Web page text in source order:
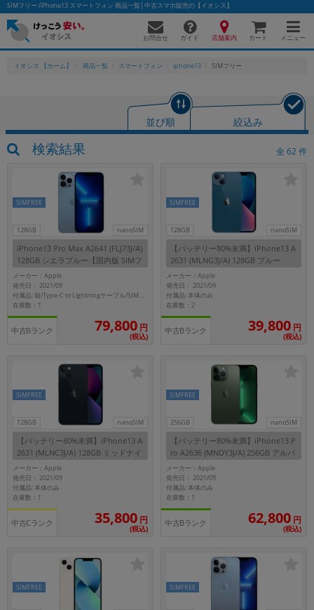
SIMフリー /iPhone13 スマートフォン 商品一覧│中古スマホ販売の【イオシス】
お問合せ ガイド 店舗案内 カート メニュー
イオシス 【ホーム】 商品一覧 スマートフォン iphone13 SIMフリー
並び順 絞込み
検索結果 全62 件
128GB nanoSIM
SIMFREE
iPhone13 Pro Max A2641 (FLJ73J/A)
128GB シエラブルー【国内版 SIMフ
リー】
メーカー：Apple
発売日： 2021/09
付属品: 箱/Type-C to Lightningケーブル/SIMカードツール/マニュアル
在庫数：1
中古Bランク 79,800 円
(税込)
128GB nanoSIM
SIMFREE
【バッテリー80%未満】iPhone13 A
2631 (MLNG3J/A) 128GB ブルー
【国内版SIMフリー】
メーカー：Apple
発売日： 2021/09
付属品: 本体のみ
在庫数：2
中古Bランク 39,800 円
(税込)
128GB nanoSIM
SIMFREE
【バッテリー80%未満】iPhone13 A
2631 (MLNC3J/A) 128GB ミッドナイ
ト 【国内版SIMフリー】
メーカー：Apple
発売日： 2021/09
付属品: 本体のみ
在庫数：1
中古Cランク 35,800 円
(税込)
256GB nanoSIM
SIMFREE
【バッテリー80%未満】iPhone13 P
ro A2636 (MNDY3J/A) 256GB アルパ
イングリーン 【国内版SIMフリー】
メーカー：Apple
発売日： 2021/09
付属品: 本体のみ
在庫数：1
中古Bランク 62,800 円
(税込)
SIMFREE SIMFREE
かんたんパソコン検索に切り替える
フリーワード
「スマートフォン」「タブレット」など
シリーズ
商品シリーズ名・ブランド名の絞り込み。
「iPhone」「Xperia」「Galaxy」など
「Apple」「SONY」「SHARP」など
機能・特徴
商品の搭載機能による絞り込み
「5G対応」「防水」「ワンセグ」など
ドライブ
ドライブの絞り込み
ランク
商品状態の絞り込み
「新品」「未使用」「中古」など
OS
OSの絞り込み